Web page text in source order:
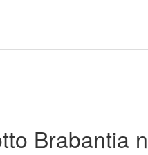
Brabantia